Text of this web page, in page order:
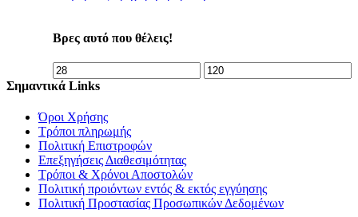
Βρες αυτό που θέλεις!
Σημαντικά Links
Όροι Χρήσης
Τρόποι πληρωμής
Πολιτική Επιστροφών
Επεξηγήσεις Διαθεσιμότητας
Τρόποι & Χρόνοι Αποστολών
Πολιτική προιόντων εντός & εκτός εγγύησης
Πολιτική Προστασίας Προσωπικών Δεδομένων